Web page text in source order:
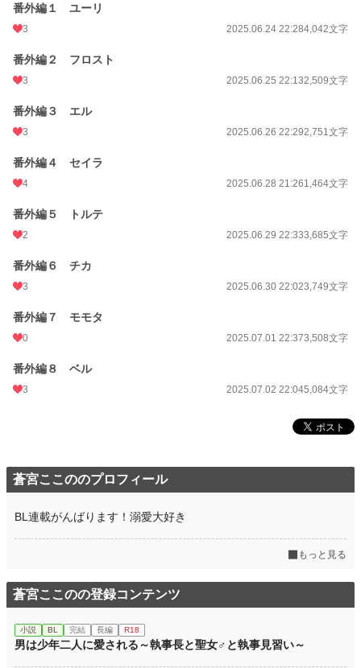
番外編１ ユーリ
3 2025.06.24 22:284,042文字
番外編２ フロスト
3 2025.06.25 22:132,509文字
番外編３ エル
3 2025.06.26 22:292,751文字
番外編４ セイラ
4 2025.06.28 21:261,464文字
番外編５ トルテ
2 2025.06.29 22:333,685文字
番外編６ チカ
3 2025.06.30 22:023,749文字
番外編７ モモタ
0 2025.07.01 22:373,508文字
番外編８ ベル
3 2025.07.02 22:045,084文字
蒼宮ここののプロフィール
BL連載がんばります！溺愛大好き
もっと見る
蒼宮ここのの登録コンテンツ
小説 BL 完結 長編 R18
男は少年二人に愛される～執事長と聖女♂と執事見習い～